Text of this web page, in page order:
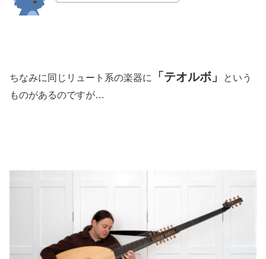
ちなみに同じリュート系の楽器に 「テオルボ」
という
ものがあるのですが…